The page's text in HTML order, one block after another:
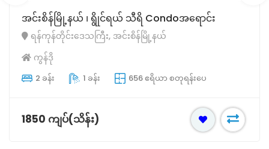
မင်္ဂလာတောင်ညွန့်မြို့နယ် Condo‌အရောင်း
ရန်ကုန်တိုင်းဒေသကြီး, မင်္ဂလာတောင်ညွှန့်မြို့နယ်
ကွန်ဒို
3 ခန်း 2 ခန်း 1539 ဧရိယာ စတုရန်းပေ
5550 ကျပ်(သိန်း)